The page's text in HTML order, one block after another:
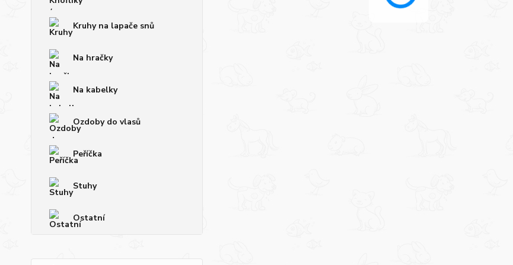
Kruhy na lapače snů
Na hračky
Na kabelky
Ozdoby do vlasů
Peříčka
Stuhy
Ostatní